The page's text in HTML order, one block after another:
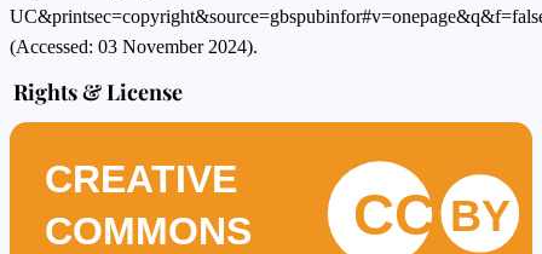
(Accessed: 03 November 2024).
Rights & License
CREATIVE
COMMONS
CC BY